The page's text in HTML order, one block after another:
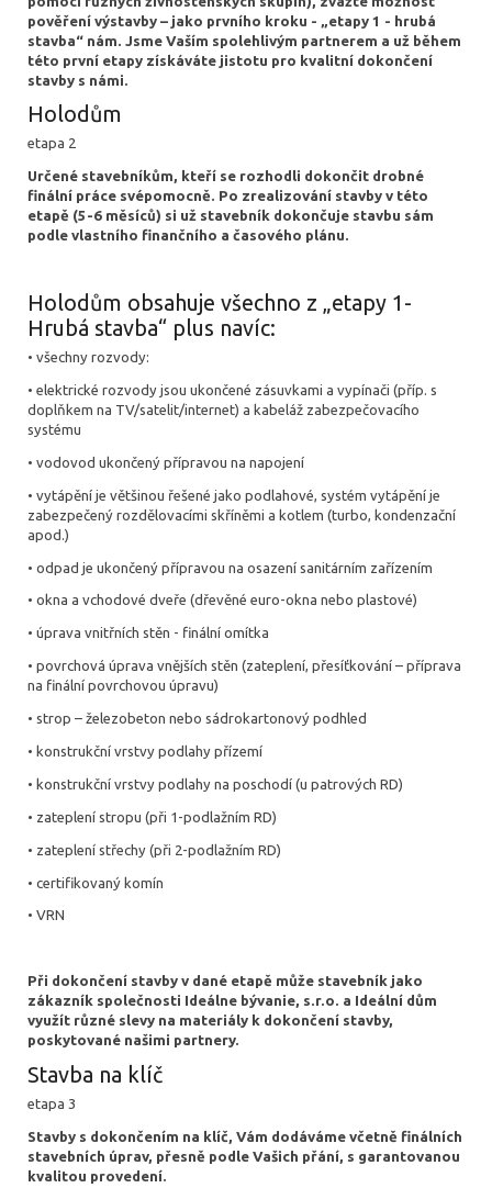
pověření výstavby – jako prvního kroku - „etapy 1 - hrubá
stavba“ nám. Jsme Vaším spolehlivým partnerem a už během
této první etapy získáváte jistotu pro kvalitní dokončení
stavby s námi.
Holodům
etapa 2
Určené stavebníkům, kteří se rozhodli dokončit drobné
finální práce svépomocně. Po zrealizování stavby v této
etapě (5-6 měsíců) si už stavebník dokončuje stavbu sám
podle vlastního finančního a časového plánu.
Holodům obsahuje všechno z „etapy 1-
Hrubá stavba“ plus navíc:
• všechny rozvody:
• elektrické rozvody jsou ukončené zásuvkami a vypínači (příp. s
doplňkem na TV/satelit/internet) a kabeláž zabezpečovacího
systému
• vodovod ukončený přípravou na napojení
• vytápění je většinou řešené jako podlahové, systém vytápění je
zabezpečený rozdělovacími skříněmi a kotlem (turbo, kondenzační
apod.)
• odpad je ukončený přípravou na osazení sanitárním zařízením
• okna a vchodové dveře (dřevěné euro-okna nebo plastové)
• úprava vnitřních stěn - finální omítka
• povrchová úprava vnějších stěn (zateplení, přesíťkování – příprava
na finální povrchovou úpravu)
• strop – železobeton nebo sádrokartonový podhled
• konstrukční vrstvy podlahy přízemí
• konstrukční vrstvy podlahy na poschodí (u patrových RD)
• zateplení stropu (při 1-podlažním RD)
• zateplení střechy (při 2-podlažním RD)
• certifikovaný komín
• VRN
Při dokončení stavby v dané etapě může stavebník jako
zákazník společnosti Ideálne bývanie, s.r.o. a Ideální dům
využít různé slevy na materiály k dokončení stavby,
poskytované našimi partnery.
Stavba na klíč
etapa 3
Stavby s dokončením na klíč, Vám dodáváme včetně finálních
stavebních úprav, přesně podle Vašich přání, s garantovanou
kvalitou provedení.